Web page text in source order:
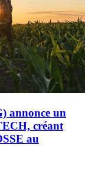
annonce un
créant
au